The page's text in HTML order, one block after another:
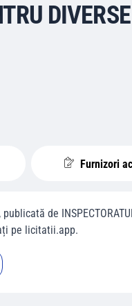
Furnizori
publicată de
pe licitatii.app.